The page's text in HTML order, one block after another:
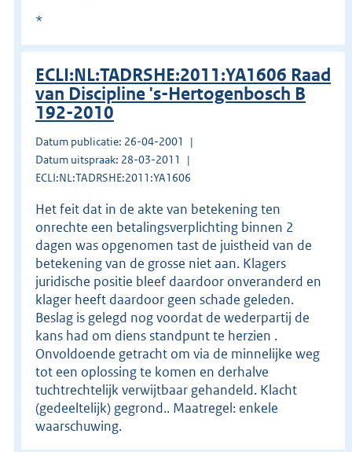
*
ECLI:NL:TADRSHE:2011:YA1606 Raad
van Discipline 's-Hertogenbosch B
192-2010
Datum publicatie: 26-04-2001
Datum uitspraak: 28-03-2011
ECLI:NL:TADRSHE:2011:YA1606
Het feit dat in de akte van betekening ten
onrechte een betalingsverplichting binnen 2
dagen was opgenomen tast de juistheid van de
betekening van de grosse niet aan. Klagers
juridische positie bleef daardoor onveranderd en
klager heeft daardoor geen schade geleden.
Beslag is gelegd nog voordat de wederpartij de
kans had om diens standpunt te herzien .
Onvoldoende getracht om via de minnelijke weg
tot een oplossing te komen en derhalve
tuchtrechtelijk verwijtbaar gehandeld. Klacht
(gedeeltelijk) gegrond.. Maatregel: enkele
waarschuwing.